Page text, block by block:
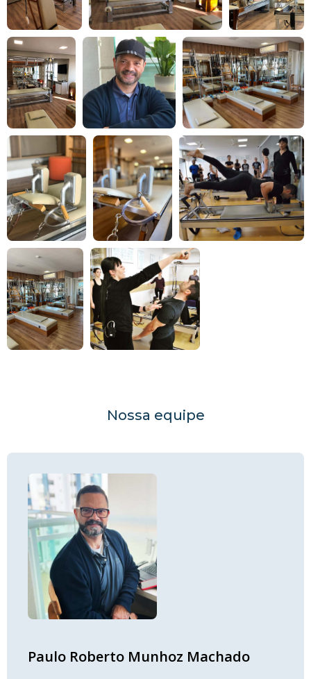
Nossa equipe
Paulo Roberto Munhoz Machado